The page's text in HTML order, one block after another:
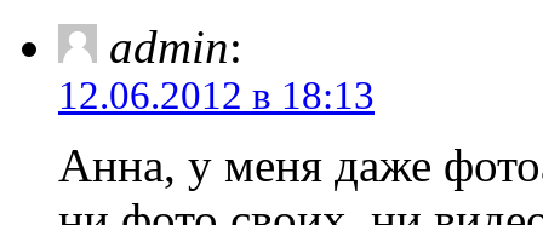
admin:
12.06.2012 в 18:13
Анна, у меня даже